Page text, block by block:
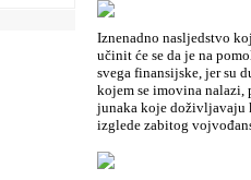
Iznenadno nasljedstvo
učinit će se da je na
svega finansijske, jer su
kojem se imovina nalazi,
junaka koje doživljavaju
izglede zabitog